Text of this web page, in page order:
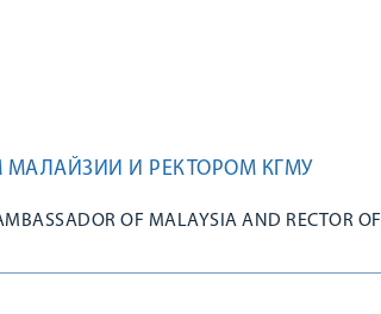
МАЛАЙЗИИ И РЕКТОРОМ КГМУ
OF MALAYSIA AND RECTOR OF